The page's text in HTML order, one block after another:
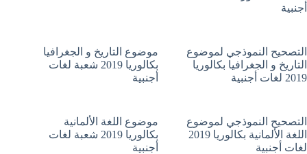
أجنبية
التصحيح النموذجي لموضوع
التاريخ و الجغرافيا بكالوريا
2019 لغات أجنبية
موضوع التاريخ و الجغرافيا
بكالوريا 2019 شعبة لغات
أجنبية
التصحيح النموذجي لموضوع
اللغة الألمانية بكالوريا 2019
لغات أجنبية
موضوع اللغة الألمانية
بكالوريا 2019 شعبة لغات
أجنبية